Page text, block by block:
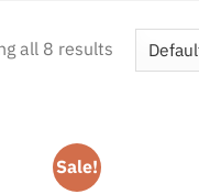
all 8 results
Sale!